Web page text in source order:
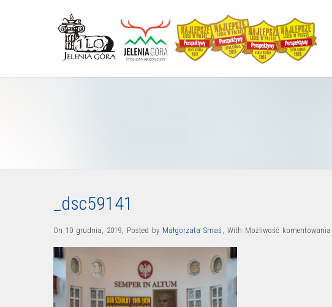
_dsc59141
On 10 grudnia, 2019, Posted by Małgorzata Smaś , With Możliwość komentowania